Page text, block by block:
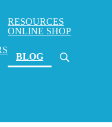
RESOURCES
ONLINE SHOP
BLOG(current)